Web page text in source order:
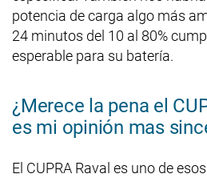
potencia de carga algo más
24 minutos del 10 al 80%
esperable para su batería.
¿Merece la pena el
es mi opinión mas
El CUPRA Raval es uno de